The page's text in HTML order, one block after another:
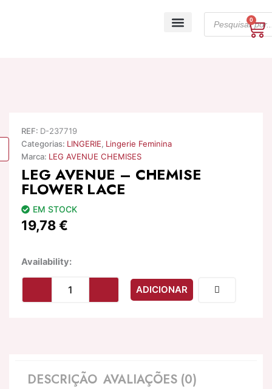
search
0
REF: D-237719
Categorias: LINGERIE, Lingerie Feminina
Marca: LEG AVENUE CHEMISES
LEG AVENUE – CHEMISE
FLOWER LACE
EM STOCK
19,78€
Availability:Quantidade
AVENUE
ADICIONAR
DESCRIÇÃO AVALIAÇÕES (0)